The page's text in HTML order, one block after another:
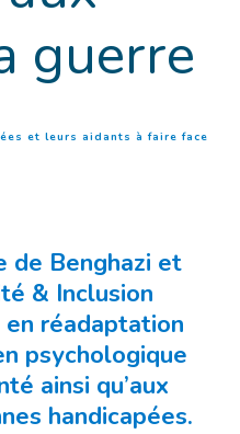
guerre
et leurs aidants à faire face
de Benghazi et
& Inclusion
réadaptation
psychologique
ainsi qu’aux
handicapées.